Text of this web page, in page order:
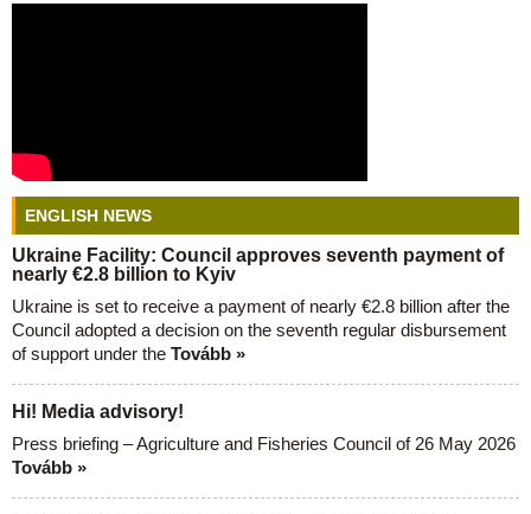
ENGLISH NEWS
Ukraine Facility: Council approves seventh payment of
nearly €2.8 billion to Kyiv
Ukraine is set to receive a payment of nearly €2.8 billion after the
Council adopted a decision on the seventh regular disbursement
of support under the Tovább »
Hi! Media advisory!
Press briefing – Agriculture and Fisheries Council of 26 May 2026
Tovább »